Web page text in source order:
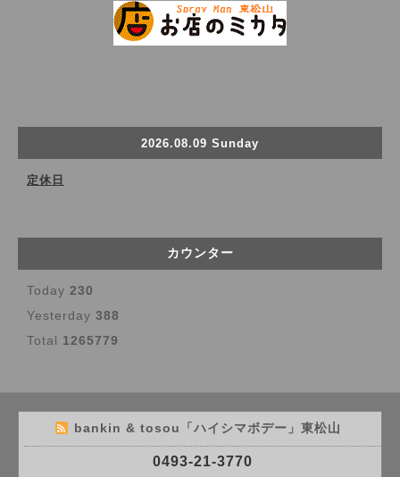
2026.08.09 Sunday
定休日
カウンター
Today 230
Yesterday 388
Total 1265779
bankin & tosou「ハイシマボデー」東松山
0493-21-3770